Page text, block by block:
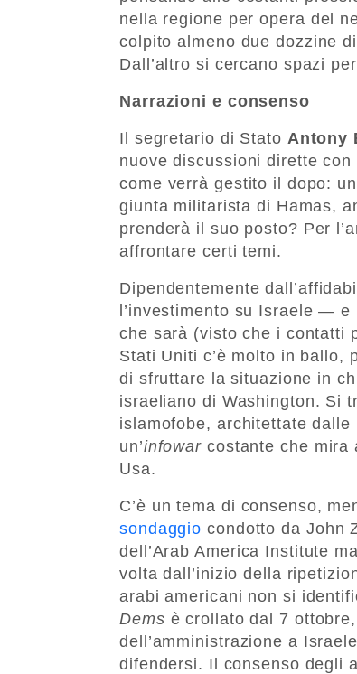
nella regione per opera del
colpito almeno due dozzine
Dall’altro si cercano spazi
Narrazioni e consenso
Il segretario di Stato Antony
nuove discussioni dirette
come verrà gestito il dopo:
giunta militarista di Hamas,
prenderà il suo posto? Per
affrontare certi temi.
Dipendentemente
l’investimento su Israele — e
che sarà (visto che i contatti
Stati Uniti c’è molto in ballo,
di sfruttare la situazione in
israeliano di Washington. Si
islamofobe, architettate
un’infowar costante che mira
Usa.
C’è un tema di consenso,
sondaggio condotto da John
dell’Arab America Institute
volta dall’inizio della
arabi americani non si
Dems è crollato dal 7
dell’amministrazione a
difendersi. Il consenso degli